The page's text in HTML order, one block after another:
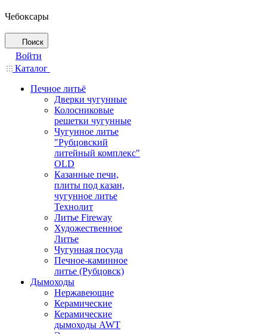
Чебоксары
Поиск
Войти
Каталог
Печное литьё
Дверки чугунные
Колосниковые
решетки чугунные
Чугунное литье
"Рубцовский
литейный комплекс"
OLD
Казанные печи,
плиты под казан,
чугунное литье
Технолит
Литье Fireway
Художественное
Литье
Чугунная посуда
Печное-каминное
литье (Рубцовск)
Дымоходы
Нержавеющие
Керамические
Керамические
дымоходы AWT